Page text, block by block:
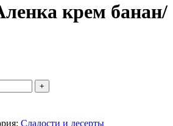
крем банан/
Сладости и десерты